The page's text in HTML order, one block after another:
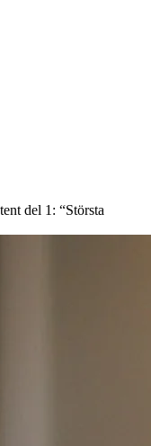
del 1: “Största